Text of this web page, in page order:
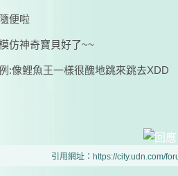
隨便啦
仿神奇寶貝好了~~
:像鯉魚王一樣很醜地跳來跳去XDD
引用網址：https://city.udn.com/